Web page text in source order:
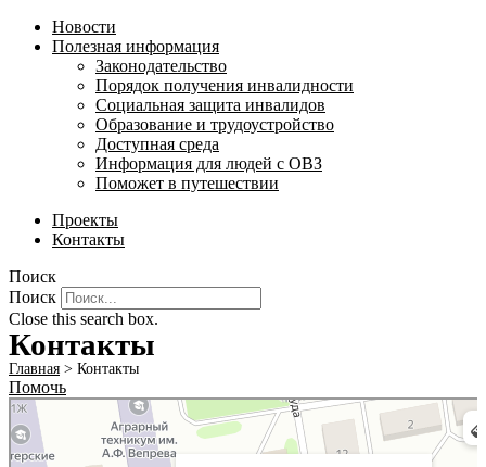
Новости
Полезная информация
Законодательство
Порядок получения инвалидности
Социальная защита инвалидов
Образование и трудоустройство
Доступная среда
Информация для людей с ОВЗ
Поможет в путешествии
Проекты
Контакты
Поиск
Поиск
Close this search box.
Контакты
Главная > Контакты
Помочь
Назарово
Улица Труда, 13 — Яндекс Карты